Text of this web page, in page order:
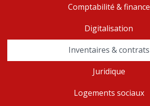
Comptabilité & finance
Digitalisation
Inventaires & contrats
Juridique
Logements sociaux